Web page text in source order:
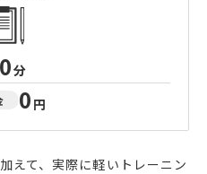
分
0 円
えて、実際に軽いトレーニン